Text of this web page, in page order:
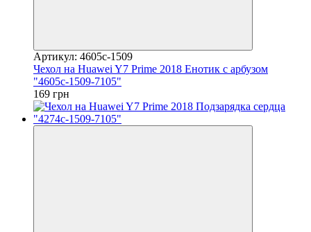
Артикул: 4605c-1509
Чехол на Huawei Y7 Prime 2018 Енотик с арбузом
"4605c-1509-7105"
169 грн